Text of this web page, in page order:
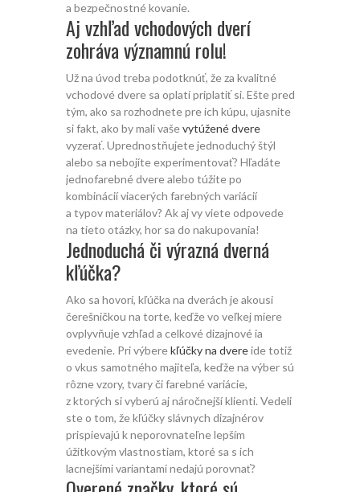
a bezpečnostné kovanie.
Aj vzhľad vchodových dverí
zohráva významnú rolu!
Už na úvod treba podotknúť, že za kvalitné
vchodové dvere sa oplatí priplatiť si. Ešte pred
tým, ako sa rozhodnete pre ich kúpu, ujasnite
si fakt, ako by mali vaševytúžené dvere
vyzerať. Uprednostňujete jednoduchý štýl
alebo sa nebojíte experimentovať? Hľadáte
jednofarebné dvere alebo túžite po
kombinácií viacerých farebných variácií
a typov materiálov? Ak aj vy viete odpovede
na tieto otázky, hor sa do nakupovania!
Jednoduchá či výrazná dverná
kľúčka?
Ako sa hovorí, kľúčka na dverách je akousi
čerešničkou na torte, keďže vo veľkej miere
ovplyvňuje vzhľad a celkové dizajnové ia
evedenie. Pri výberekľúčky na dvereide totiž
o vkus samotného majiteľa, keďže na výber sú
rôzne vzory, tvary či farebné variácie,
z ktorých si vyberú aj náročnejší klienti. Vedeli
ste o tom, že kľúčky slávnych dizajnérov
prispievajú k neporovnateľne lepším
úžitkovým vlastnostiam, ktoré sa s ich
lacnejšími variantami nedajú porovnať?